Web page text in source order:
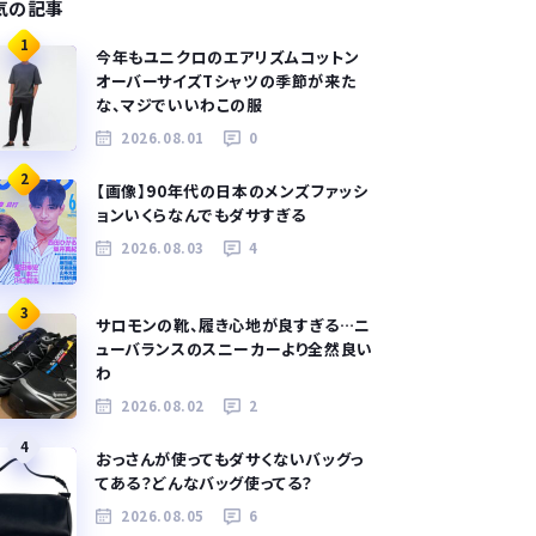
の記事
1
今年もユニクロのエアリズムコットン
オーバーサイズTシャツの季節が来た
な、マジでいいわこの服
2026.08.01 0
2
【画像】90年代の日本のメンズファッシ
ョンいくらなんでもダサすぎる
2026.08.03 4
3
サロモンの靴、履き心地が良すぎる…ニ
ューバランスのスニーカーより全然良い
わ
2026.08.02 2
4
おっさんが使ってもダサくないバッグっ
てある？どんなバッグ使ってる？
2026.08.05 6